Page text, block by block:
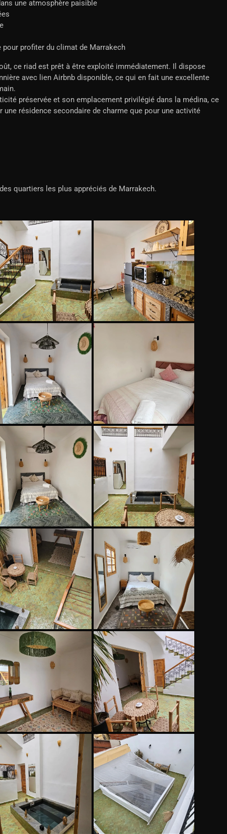
une atmosphère paisible
pour profiter du climat de Marrakech
ce riad est prêt à être exploité immédiatement. Il dispose
avec lien Airbnb disponible, ce qui en fait une excellente
préservée et son emplacement privilégié dans la médina, ce
résidence secondaire de charme que pour une activité
quartiers les plus appréciés de Marrakech.